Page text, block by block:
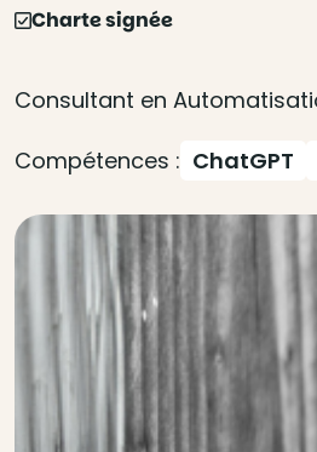
Charte signée
Consultant en
Compétences : ChatGPT